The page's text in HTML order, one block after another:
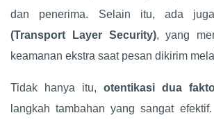
dan penerima. Selain itu, ada
(Transport Layer Security), yang
keamanan ekstra saat pesan dikirim
Tidak hanya itu, otentikasi dua
langkah tambahan yang sangat